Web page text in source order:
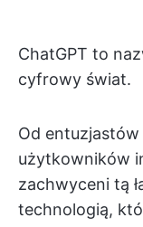
ChatGPT to
cyfrowy świat.
Od
użytkowników
zachwyceni tą
technologią,